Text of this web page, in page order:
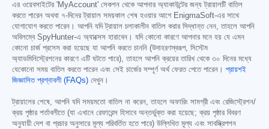
এর ওয়েবসাইটের 'MyAccount' সেকশন থেকে আপনার অ্যাকাউন্টের জন্য ট্রায়ালটি বাতিল
করতে পারেন অথবা ৭-দিনের ট্রায়াল সময়কাল শেষ হওয়ার আগে EnigmaSoft-এর সাথে
যোগাযোগ করতে পারেন। আপনি যদি ট্রায়াল চলাকালীন বাতিল করার সিদ্ধান্ত নেন, তাহলে আপনি
অবিলম্বে SpyHunter-এ অ্যাক্সেস হারাবেন। যদি কোনো কারণে আপনার মনে হয় যে এমন
কোনো চার্জ প্রসেস করা হয়েছে যা আপনি করতে চাননি (উদাহরণস্বরূপ, সিস্টেম
অ্যাডমিনিস্ট্রেশনের কারণে এটি ঘটতে পারে), তাহলে আপনি ক্রয়ের তারিখ থেকে ৩০ দিনের মধ্যে
যেকোনো সময় বাতিল করতে পারেন এবং সেই চার্জের সম্পূর্ণ অর্থ ফেরত পেতে পারেন। প্রায়শই
জিজ্ঞাসিত প্রশ্নাবলী (FAQs) দেখুন।
ট্রায়ালের শেষে, আপনি যদি সময়মতো বাতিল না করেন, তাহলে অফারিং সামগ্রী এবং রেজিস্ট্রেশন/
ক্রয় পৃষ্ঠার শর্তাবলীতে (যা এখানে রেফারেন্স হিসাবে অন্তর্ভুক্ত করা হয়েছে; ক্রয় পৃষ্ঠার বিবরণ
অনুযায়ী দেশ বা প্রচার অনুসারে মূল্য পরিবর্তিত হতে পারে) উল্লিখিত মূল্য এবং সাবস্ক্রিপশন